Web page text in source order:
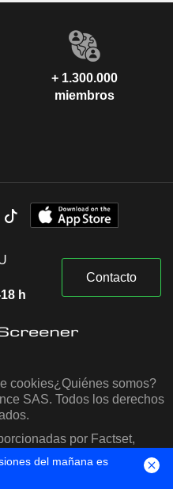
+ 1.300.000
miembros
h
Contacto
cookies¿Quiénes somos?
SAS. Todos los derechos
por Factset,
Capital IQ
del mañana es